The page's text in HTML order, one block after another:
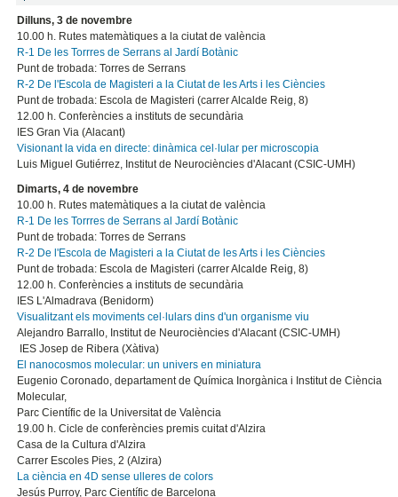
Dilluns, 3 de novembre
10.00 h. Rutes matemàtiques a la ciutat de valència
R-1 De les Torrres de Serrans al Jardí Botànic
Punt de trobada: Torres de Serrans
R-2 De l'Escola de Magisteri a la Ciutat de les Arts i les Ciències
Punt de trobada: Escola de Magisteri (carrer Alcalde Reig, 8)
12.00 h. Conferències a instituts de secundària
IES Gran Via (Alacant)
Visionant la vida en directe: dinàmica cel·lular per microscopia
Luis Miguel Gutiérrez, Institut de Neurociències d'Alacant (CSIC-UMH)
Dimarts, 4 de novembre
10.00 h. Rutes matemàtiques a la ciutat de valència
R-1 De les Torrres de Serrans al Jardí Botànic
Punt de trobada: Torres de Serrans
R-2 De l'Escola de Magisteri a la Ciutat de les Arts i les Ciències
Punt de trobada: Escola de Magisteri (carrer Alcalde Reig, 8)
12.00 h. Conferències a instituts de secundària
IES L'Almadrava (Benidorm)
Visualitzant els moviments cel·lulars dins d'un organisme viu
Alejandro Barrallo, Institut de Neurociències d'Alacant (CSIC-UMH)
IES Josep de Ribera (Xàtiva)
El nanocosmos molecular: un univers en miniatura
Eugenio Coronado, departament de Química Inorgànica i Institut de Ciència
Molecular,
Parc Científic de la Universitat de València
19.00 h. Cicle de conferències premis cuitat d'Alzira
Casa de la Cultura d'Alzira
Carrer Escoles Pies, 2 (Alzira)
La ciència en 4D sense ulleres de colors
Jesús Purroy, Parc Científic de Barcelona